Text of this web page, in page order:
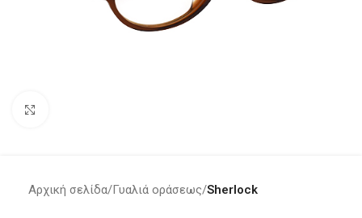
Αρχική σελίδα Γυαλιά οράσεως Sherlock